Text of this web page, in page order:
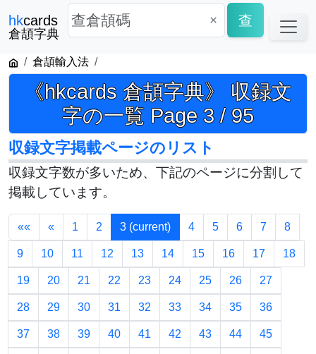
hkcards
倉頡字典
× 查
倉頡輸入法
《hkcards 倉頡字典》 収録文
字の一覧 Page 3 / 95
収録文字掲載ページのリスト
収録文字数が多いため、下記のページに分割して
掲載しています。
«« « 1 2 3 (current) 4 5 6 7 8
9 10 11 12 13 14 15 16 17 18
19 20 21 22 23 24 25 26 27
28 29 30 31 32 33 34 35 36
37 38 39 40 41 42 43 44 45